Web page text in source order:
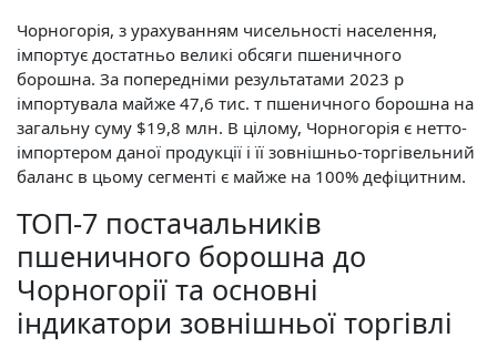
Чорногорія, з урахуванням чисельності населення,
імпортує достатньо великі обсяги пшеничного
борошна. За попередніми результатами 2023 р
імпортувала майже 47,6 тис. т пшеничного борошна на
загальну суму $19,8 млн. В цілому, Чорногорія є нетто-
імпортером даної продукції і її зовнішньо-торгівельний
баланс в цьому сегменті є майже на 100% дефіцитним.
ТОП-7 постачальників
пшеничного борошна до
Чорногорії та основні
індикатори зовнішньої торгівлі